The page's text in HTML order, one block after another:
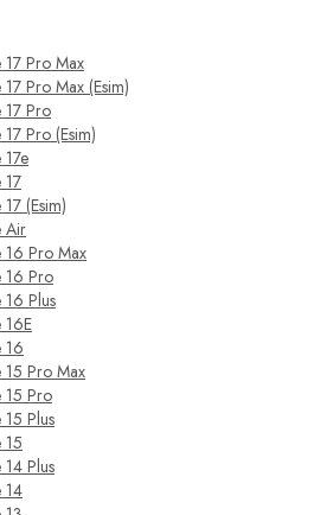
17 Pro Max
Pro Max (Esim)
17 Pro
Pro (Esim)
17
(Esim)
Air
16 Pro Max
16 Pro
16 Plus
16E
16
15 Pro Max
15 Pro
Plus
15
Plus
14